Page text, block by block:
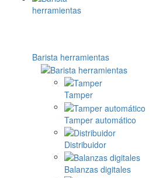
Barista herramientas
Tamper
Tamper automático
Distribuidor
Balanzas digitales